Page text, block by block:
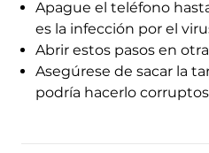
Apague el teléfono
es la infección por el
Abrir estos pasos en
Asegúrese de sacar la
podría hacerlo